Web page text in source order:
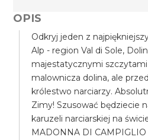
OPIS
Odkryj jeden z
Alp - region Val di Sole,
majestatycznymi
malownicza dolina, ale
królestwo narciarzy.
Zimy! Szusować będziecie
karuzeli narciarskiej na
MADONNA DI